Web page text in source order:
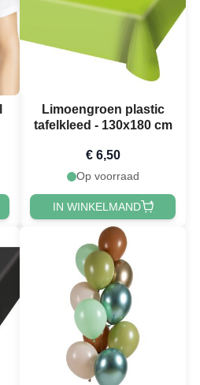
Limoengroen plastic
tafelkleed - 130x180 cm
€ 6,50
Op voorraad
IN WINKELMAND